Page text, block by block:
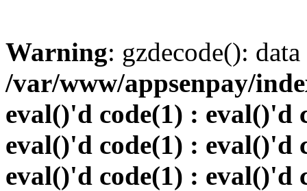
Warning: gzdecode():
/var/www/appsenpay/
eval()'d code(1) : eval()'d
eval()'d code(1) : eval()'d
eval()'d code(1) : eval()'d